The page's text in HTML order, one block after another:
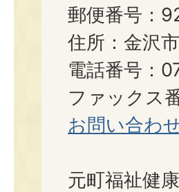
郵便番号：
住所：金沢
電話番号：
ファックス
お問い合わ
元町福祉健